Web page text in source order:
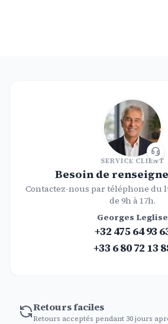
SERVICE CLIENT
Besoin de
Contactez-nous par téléphone du
de 9h à 17h.
Georges Leglise
+32 475 64 93
+33 6 80 72 13
Retours faciles
Retours acceptés pendant 30 jours